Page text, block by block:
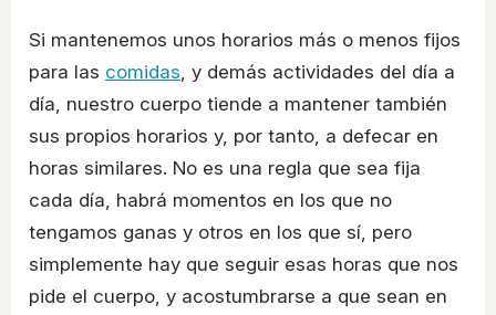
Si mantenemos unos horarios más o menos fijos
para las comidas , y demás actividades del día a
día, nuestro cuerpo tiende a mantener también
sus propios horarios y, por tanto, a defecar en
horas similares. No es una regla que sea fija
cada día, habrá momentos en los que no
tengamos ganas y otros en los que sí, pero
simplemente hay que seguir esas horas que nos
pide el cuerpo, y acostumbrarse a que sean en